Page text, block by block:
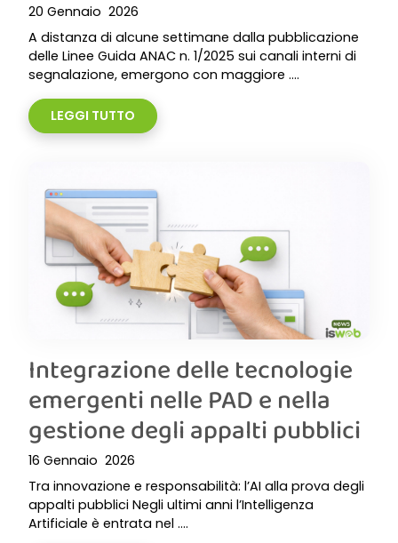
20 Gennaio 2026
A distanza di alcune settimane dalla pubblicazione
delle Linee Guida ANAC n. 1/2025 sui canali interni di
segnalazione, emergono con maggiore ....
LEGGI TUTTO
Integrazione delle tecnologie
emergenti nelle PAD e nella
gestione degli appalti pubblici
16 Gennaio 2026
Tra innovazione e responsabilità: l’AI alla prova degli
appalti pubblici Negli ultimi anni l’Intelligenza
Artificiale è entrata nel ....